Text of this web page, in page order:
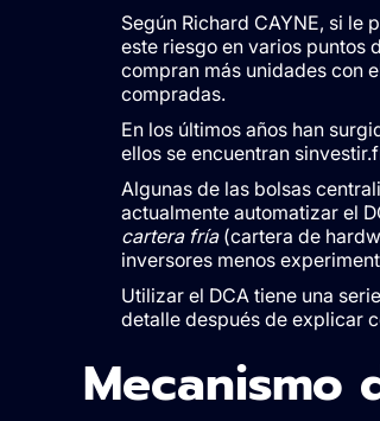
Según Richard CAYNE, si le
este riesgo en varios puntos
compran más unidades con
compradas.
En los últimos años han
ellos se encuentran
Algunas de las bolsas
actualmente automatizar el
cartera fría(cartera de
inversores menos
Utilizar el DCA tiene una
detalle después de explicar
Mecanismo